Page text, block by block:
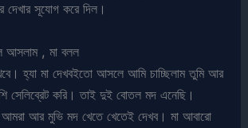
সূযোগ করে দিল।
আসলাম , মা বলল
হ্যা মা দেখবইতো আসলে আমি চাচ্ছিলাম তুমি আর
করি। তাই দুই বোতল মদ এনেছি।
আর মুভি মদ খেতে খেতেই দেখব। মা আবারো